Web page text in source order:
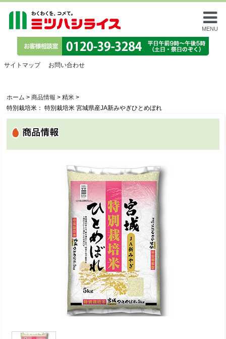
MENU
サイトマップ お問い合わせ
ホーム > 商品情報 > 精米 >
特別栽培米： 特別栽培米 宮城県産JA新みやぎひとめぼれ